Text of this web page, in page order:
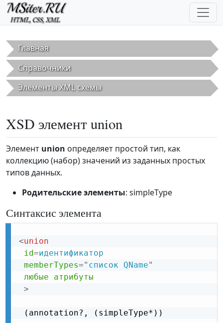
Перейти к основному содержанию
Главная
Справочники
Элементы XML схемы
XSD элемент union
Элемент union определяет простой тип, как
коллекцию (набор) значений из заданных простых
типов данных.
Родительские элементы: simpleType
Синтаксис элемента
<union
id=идентификатор
memberTypes=" список QName"
любые
атрибуты
>
(annotation?, (simpleType*))